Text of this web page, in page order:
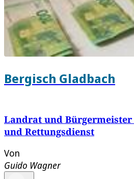
Bergisch Gladbach
Landrat und
und Rettungsdienst
Von
Guido Wagner